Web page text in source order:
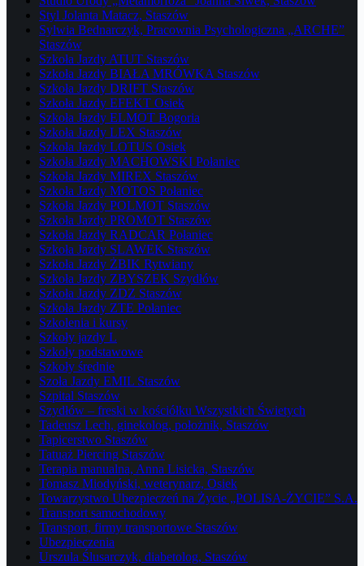
Styl Jolanta Matacz, Staszów
Sylwia Bednarczyk, Pracownia Psychologiczna „ARCHE”
Staszów
Szkoła Jazdy ATUT Staszów
Szkoła Jazdy BIAŁA MRÓWKA Staszów
Szkoła Jazdy DRIFT Staszów
Szkoła Jazdy EFEKT Osiek
Szkoła Jazdy ELMOT Bogoria
Szkoła Jazdy LEX Staszów
Szkoła Jazdy LOTUS Osiek
Szkoła Jazdy MACHOWSKI Połaniec
Szkoła Jazdy MIREX Staszów
Szkoła Jazdy MOTOS Połaniec
Szkoła Jazdy POLMOT Staszów
Szkoła Jazdy PROMOT Staszów
Szkoła Jazdy RADCAR Połaniec
Szkoła Jazdy SLAWEK Staszów
Szkoła Jazdy ŻBIK Rytwiany
Szkoła Jazdy ZBYSZEK Szydłów
Szkoła Jazdy ZDZ Staszów
Szkoła Jazdy ZTE Połaniec
Szkolenia i kursy
Szkoły jazdy L
Szkoły podstawowe
Szkoły średnie
Szoła Jazdy EMIL Staszów
Szpital Staszów
Szydłów – freski w kościółku Wszystkich Świetych
Tadeusz Lech, ginekolog, położnik, Staszów
Tapicerstwo Staszów
Tatuaż Piercing Staszów
Terapia manualna, Anna Lisicka, Staszów
Tomasz Miodyński, weterynarz, Osiek
Towarzystwo Ubezpieczeń na Życie „POLISA-ŻYCIE” S.A.
Transport samochodowy
Transport, firmy transportowe Staszów
Ubezpieczenia
Urszula Ślusarczyk, diabetolog, Staszów